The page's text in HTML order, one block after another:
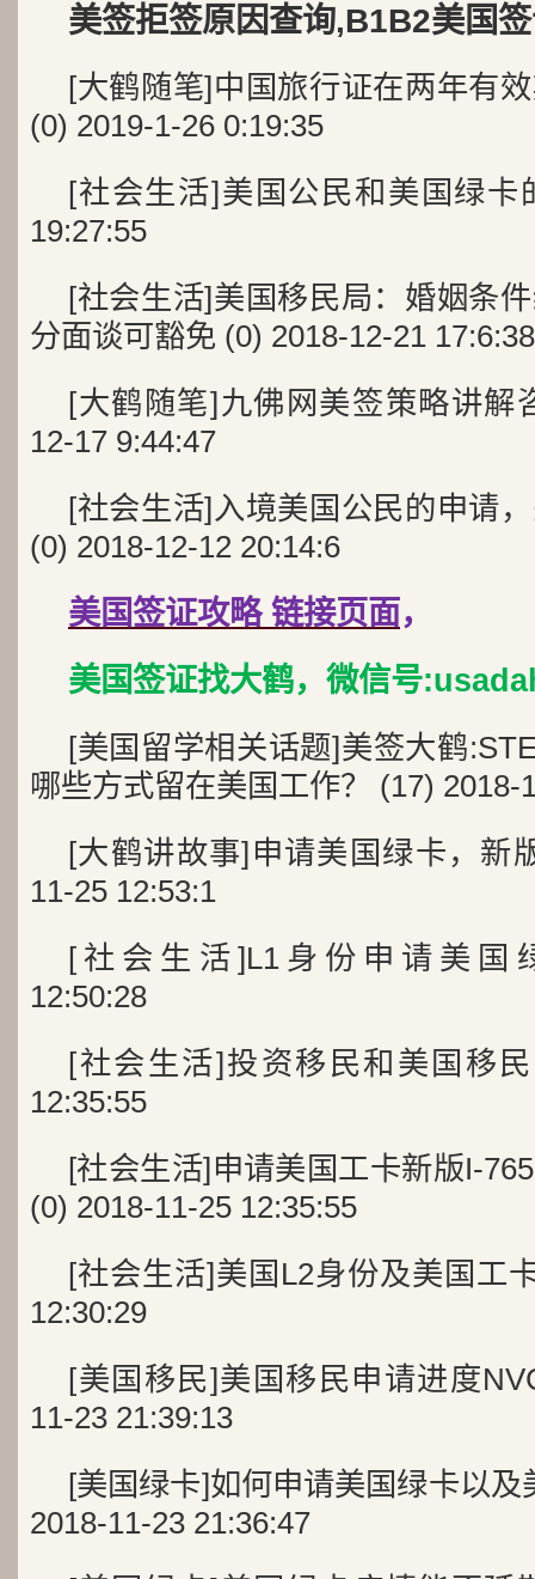
美签拒签原因查询,B1B2美国
[大鹤随笔]中国旅行证在两年有
(0) 2019-1-26 0:19:35
[社会生活]美国公民和美国绿卡
19:27:55
[社会生活]美国移民局：婚姻条
分面谈可豁免 (0) 2018-12-21 17:6:38
[大鹤随笔]九佛网美签策略讲解
12-17 9:44:47
[社会生活]入境美国公民的申请
(0) 2018-12-12 20:14:6
美国签证攻略 链接页面，
美国签证找大鹤，微信号
[美国留学相关话题]美签大鹤
哪些方式留在美国工作？ (17) 2018-
[大鹤讲故事]申请美国绿卡，新
11-25 12:53:1
[社会生活]L1身份申请美国
12:50:28
[社会生活]投资移民和美国移民
12:35:55
[社会生活]申请美国工卡新版I-
(0) 2018-11-25 12:35:55
[社会生活]美国L2身份及美国工
12:30:29
[美国移民]美国移民申请进度
11-23 21:39:13
[美国绿卡]如何申请美国绿卡以
2018-11-23 21:36:47